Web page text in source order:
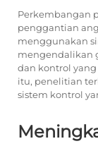
Perkembangan
penggantian
menggunakan
mengendalikan
dan kontrol
itu, penelitian
sistem kontrol